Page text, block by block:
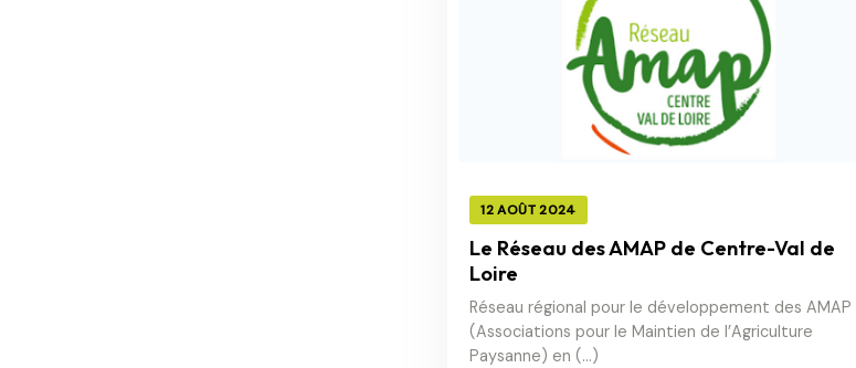
12 AOÛT 2024
Le Réseau des AMAP de Centre-Val de
Loire
Réseau régional pour le développement des AMAP
(Associations pour le Maintien de l’Agriculture
Paysanne) en (…)